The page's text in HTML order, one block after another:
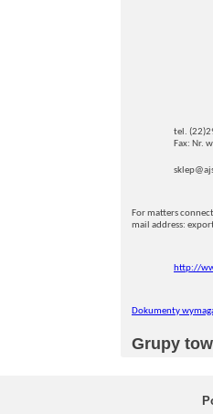
tel.
Fax: Nr.
For matters
mail address:
http://
Dokumenty
Grupy